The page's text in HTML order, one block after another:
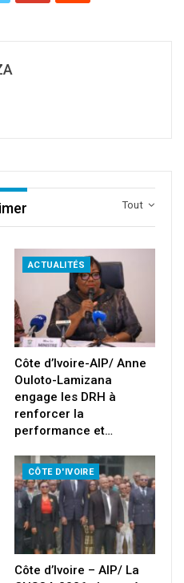
Tout
ACTUALITÉS
Côte d’Ivoire-AIP/ Anne
Ouloto-Lamizana
engage les DRH à
renforcer la
performance et…
CÔTE D'IVOIRE
Côte d’Ivoire – AIP/ La